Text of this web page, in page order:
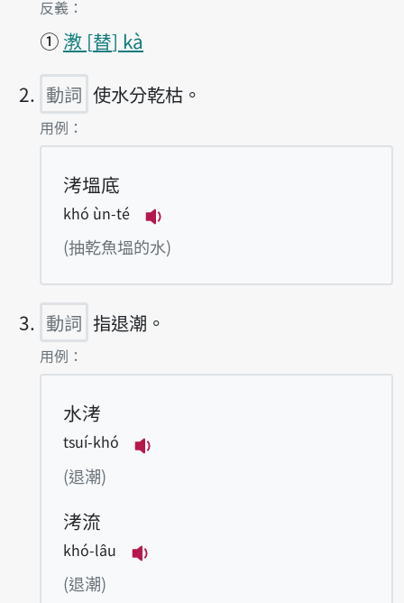
第1項釋義的
反義：
① 漖 替 kà
動詞 使水分乾枯。
第2項釋義的
用例：
洘塭底
khó ùn-té
播放例句khó ùn-té
(抽乾魚塭的水)
動詞 指退潮。
第3項釋義的
用例：
水洘
tsuí-khó
(退潮)
洘流
khó-lâu
(退潮)